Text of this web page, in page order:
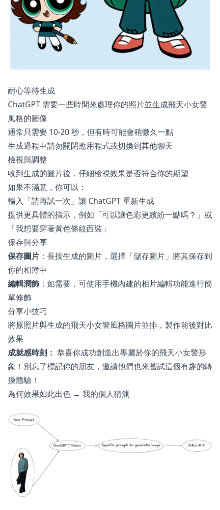
耐心等待生成
ChatGPT 需要一些時間來處理你的照片並生成飛天小女警
風格的圖像
通常只需要 10-20 秒，但有時可能會稍微久一點
生成過程中請勿關閉應用程式或切換到其他聊天
檢視與調整
收到生成的圖片後，仔細檢視效果是否符合你的期望
如果不滿意，你可以：
輸入「請再試一次」讓 ChatGPT 重新生成
提供更具體的指示，例如「可以讓色彩更繽紛一點嗎？」或
「我想要穿著黃色條紋西裝」
保存與分享
保存圖片 ：長按生成的圖片，選擇「儲存圖片」將其保存到
你的相簿中
編輯潤飾 ：如需要，可使用手機內建的相片編輯功能進行簡
單修飾
分享小技巧
將原照片與生成的飛天小女警風格圖片並排，製作前後對比
效果
成就感時刻： 恭喜你成功創造出專屬於你的飛天小女警形
象！別忘了標記你的朋友，邀請他們也來嘗試這個有趣的轉
換體驗！
為何效果如此出色 → 我的個人猜測